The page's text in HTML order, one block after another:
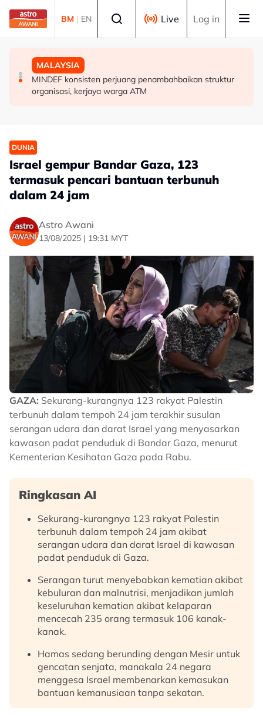
Skip to main content
BM | EN Live Log in
MALAYSIA
Video tular aksi bahaya: Polis kesan pemandu,
penumpang Perodua Alza
MALAYSIA
KPM akan mohon pengiktirafan UNESCO untuk
Gendang 24 Perayaan
MALAYSIA
MINDEF konsisten perjuang penambahbaikan struktur
organisasi, kerjaya warga ATM
DUNIA
Israel gempur Bandar Gaza, 123
termasuk pencari bantuan terbunuh
dalam 24 jam
Astro Awani
13/08/2025 | 19:31 MYT
GAZA: Sekurang-kurangnya 123 rakyat Palestin
terbunuh dalam tempoh 24 jam terakhir susulan
serangan udara dan darat Israel yang menyasarkan
kawasan padat penduduk di Bandar Gaza, menurut
Kementerian Kesihatan Gaza pada Rabu.
Ringkasan AI
Sekurang-kurangnya 123 rakyat Palestin
terbunuh dalam tempoh 24 jam akibat
serangan udara dan darat Israel di kawasan
padat penduduk di Gaza.
Serangan turut menyebabkan kematian akibat
kebuluran dan malnutrisi, menjadikan jumlah
keseluruhan kematian akibat kelaparan
mencecah 235 orang termasuk 106 kanak-
kanak.
Hamas sedang berunding dengan Mesir untuk
gencatan senjata, manakala 24 negara
menggesa Israel membenarkan kemasukan
bantuan kemanusiaan tanpa sekatan.